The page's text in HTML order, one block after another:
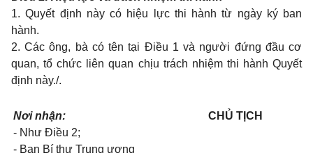
1. Quyết định này có hiệu lực thi hành từ ngày ký ban
hành.
2. Các ông, bà có tên tại Điều 1 và người đứng đầu cơ
quan, tổ chức liên quan chịu trách nhiệm thi hành Quyết
định này./.
Nơi nhận:
- Như Điều 2;
- Ban Bí thư Trung ương
CHỦ TỊCH